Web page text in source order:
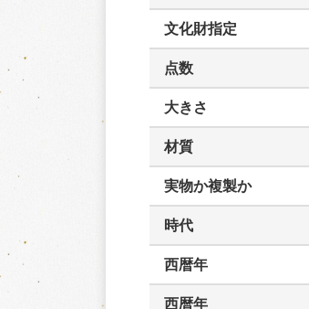
文化財指定
点数
大きさ
材質
実物か複製か
時代
西暦年
西暦年